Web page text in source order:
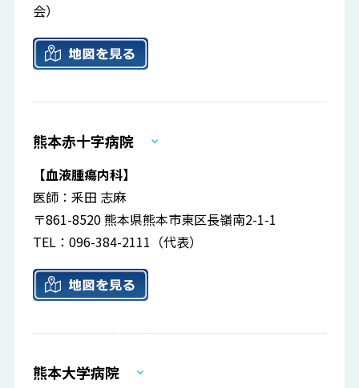
会）
熊本赤十字病院
【血液腫瘍内科】
医師：釆田 志麻
〒861-8520 熊本県熊本市東区長嶺南2-1-1
TEL：096-384-2111（代表）
熊本大学病院